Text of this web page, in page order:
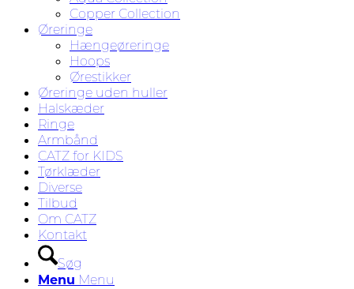
Copper Collection
Øreringe
Hængeøreringe
Hoops
Ørestikker
Øreringe uden huller
Halskæder
Ringe
Armbånd
CATZ for KIDS
Tørklæder
Diverse
Tilbud
Om CATZ
Kontakt
Søg
Menu Menu